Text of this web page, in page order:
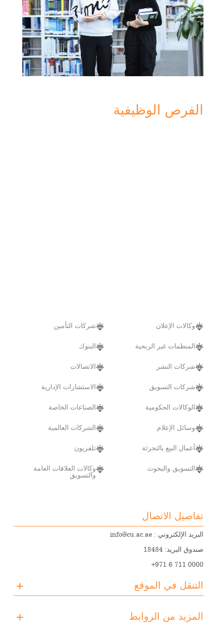
الفرص الوظيفية
وكالات الإعلان
المنظمات غير الربحية
شركات التأمين
البنوك
شركات النشر
شركات التسويق
الاتصالات
الاستشارات الإدارية
الوكالات الحكومية
وسائل الإعلام
الصناعات الخاصة
الشركات العالمية
أعمال البيع بالتجزئة
التسويق والبحوث
تلفزيون
وكالات العلاقات العامة
والتسويق
تفاصيل الاتصال
البريد الإلكتروني : info@cu.ac.ae
صندوق البريد: 18484
+971 6 711 0000
التنقل في الموقع
التسجيل
المزيد من الروابط